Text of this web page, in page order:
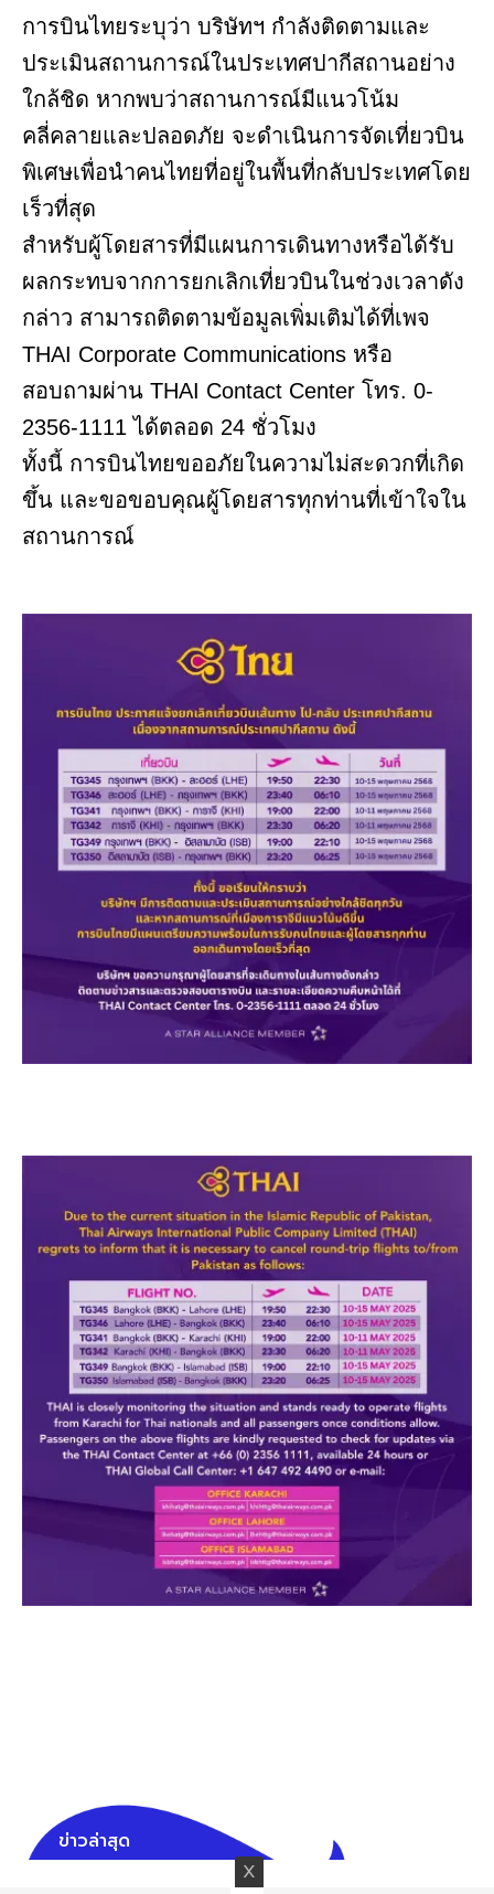
การบินไทยระบุว่า บริษัทฯ กำลังติดตามและ
ประเมินสถานการณ์ในประเทศปากีสถานอย่าง
ใกล้ชิด หากพบว่าสถานการณ์มีแนวโน้ม
คลี่คลายและปลอดภัย จะดำเนินการจัดเที่ยวบิน
พิเศษเพื่อนำคนไทยที่อยู่ในพื้นที่กลับประเทศโดย
เร็วที่สุด
สำหรับผู้โดยสารที่มีแผนการเดินทางหรือได้รับ
ผลกระทบจากการยกเลิกเที่ยวบินในช่วงเวลาดัง
กล่าว สามารถติดตามข้อมูลเพิ่มเติมได้ที่เพจ
THAI Corporate Communications หรือ
สอบถามผ่าน THAI Contact Center โทร. 0-
2356-1111 ได้ตลอด 24 ชั่วโมง
ทั้งนี้ การบินไทยขออภัยในความไม่สะดวกที่เกิด
ขึ้น และขอขอบคุณผู้โดยสารทุกท่านที่เข้าใจใน
สถานการณ์
ข่าวล่าสุด